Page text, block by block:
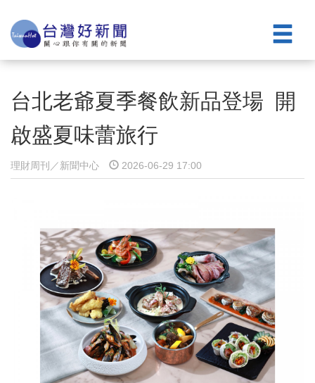
台北老爺夏季餐飲新品登場 開
啟盛夏味蕾旅行
理財周刊／新聞中心 2026-06-29 17:00